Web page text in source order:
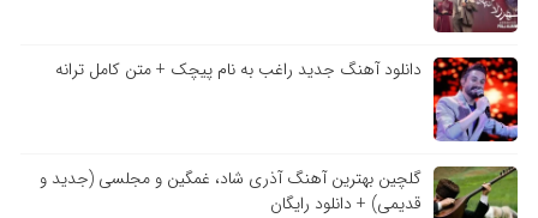
دانلود آهنگ جدید راغب به نام پیچک + متن کامل ترانه
گلچین بهترین آهنگ آذری شاد، غمگین و مجلسی (جدید و
قدیمی) + دانلود رایگان